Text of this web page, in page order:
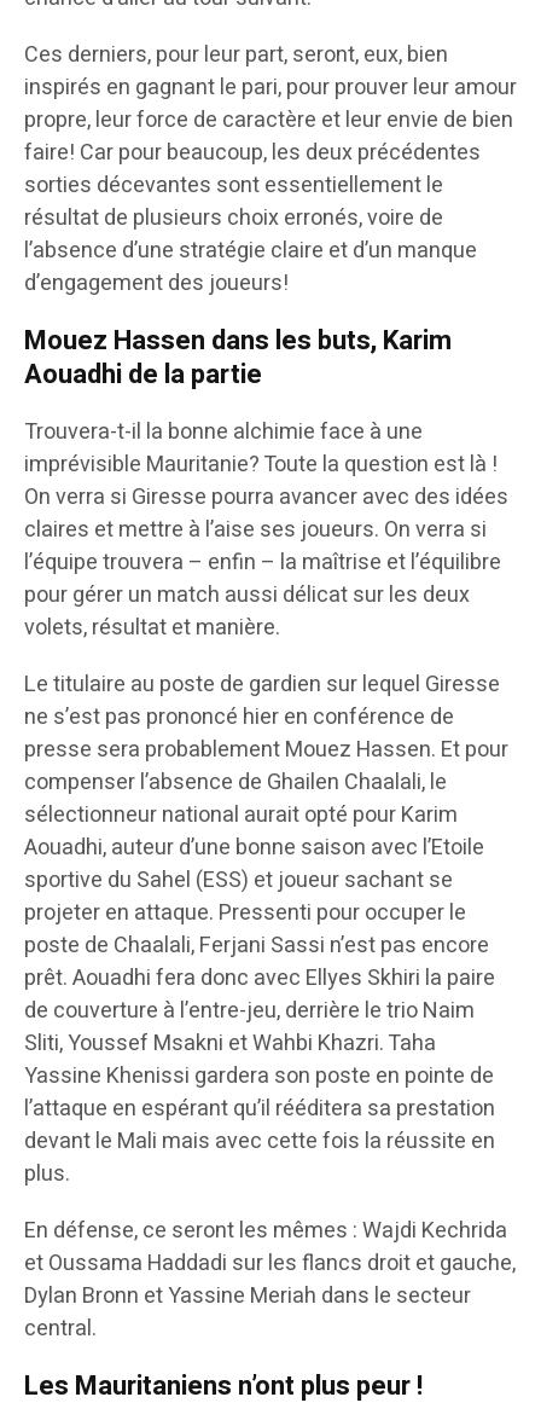
Ces derniers, pour leur part, seront, eux, bien
inspirés en gagnant le pari, pour prouver leur amour
propre, leur force de caractère et leur envie de bien
faire! Car pour beaucoup, les deux précédentes
sorties décevantes sont essentiellement le
résultat de plusieurs choix erronés, voire de
l’absence d’une stratégie claire et d’un manque
d’engagement des joueurs!
Mouez Hassen dans les buts, Karim
Aouadhi de la partie
Trouvera-t-il la bonne alchimie face à une
imprévisible Mauritanie? Toute la question est là !
On verra si Giresse pourra avancer avec des idées
claires et mettre à l’aise ses joueurs. On verra si
l’équipe trouvera – enfin – la maîtrise et l’équilibre
pour gérer un match aussi délicat sur les deux
volets, résultat et manière.
Le titulaire au poste de gardien sur lequel Giresse
ne s’est pas prononcé hier en conférence de
presse sera probablement Mouez Hassen. Et pour
compenser l’absence de Ghailen Chaalali, le
sélectionneur national aurait opté pour Karim
Aouadhi, auteur d’une bonne saison avec l’Etoile
sportive du Sahel (ESS) et joueur sachant se
projeter en attaque. Pressenti pour occuper le
poste de Chaalali, Ferjani Sassi n’est pas encore
prêt. Aouadhi fera donc avec Ellyes Skhiri la paire
de couverture à l’entre-jeu, derrière le trio Naim
Sliti, Youssef Msakni et Wahbi Khazri. Taha
Yassine Khenissi gardera son poste en pointe de
l’attaque en espérant qu’il rééditera sa prestation
devant le Mali mais avec cette fois la réussite en
plus.
En défense, ce seront les mêmes : Wajdi Kechrida
et Oussama Haddadi sur les flancs droit et gauche,
Dylan Bronn et Yassine Meriah dans le secteur
central.
Les Mauritaniens n’ont plus peur !